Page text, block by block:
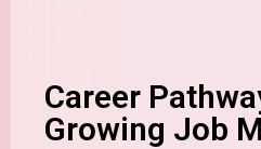
Career
Growing Job